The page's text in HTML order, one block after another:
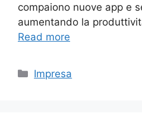
compaiono nuove app e
aumentando la
Read more
Categories
Impresa